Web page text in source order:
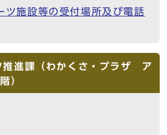
ツ施設等の受付場所及び電話
推進課（わかくさ・プラザ ア
）